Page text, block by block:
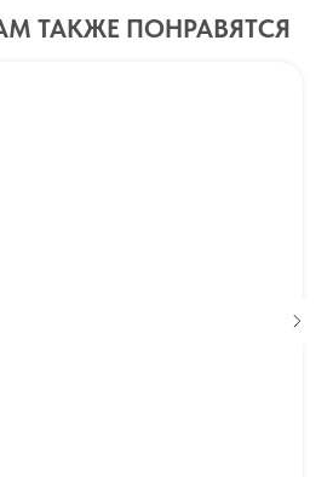
ТАКЖЕ ПОНРАВЯТСЯ